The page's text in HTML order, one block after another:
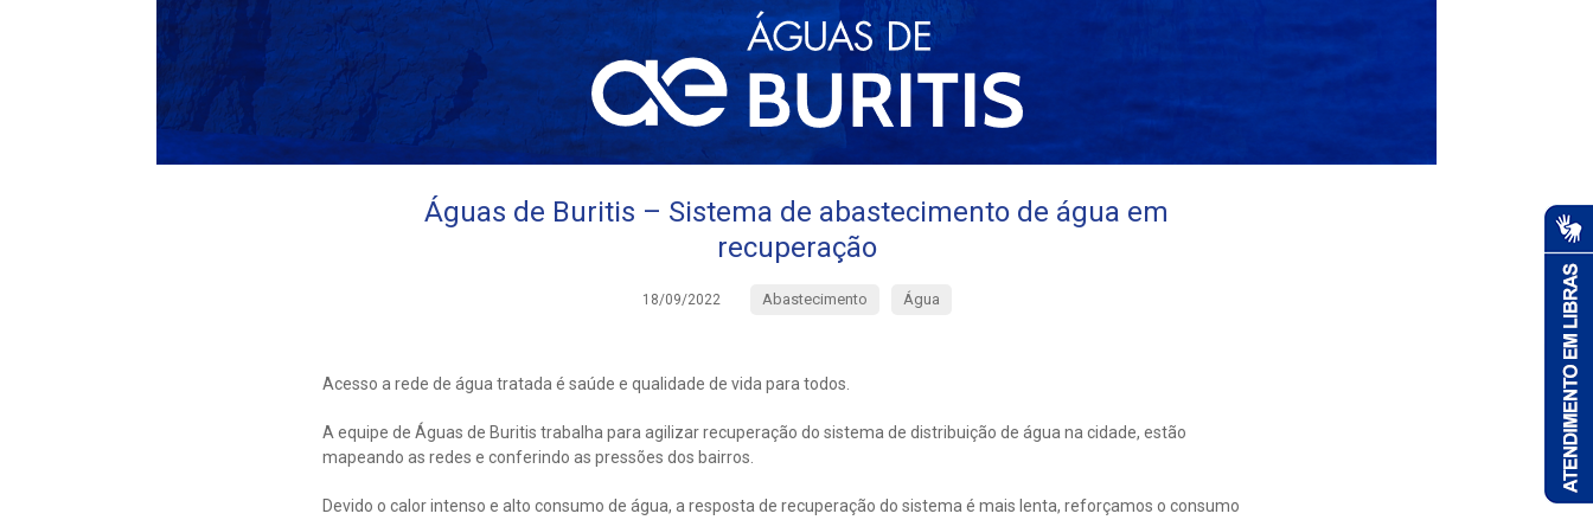
Águas de Buritis – Sistema de abastecimento de água em
recuperação
18/09/2022 Abastecimento Água
Acesso a rede de água tratada é saúde e qualidade de vida para todos.
A equipe de Águas de Buritis trabalha para agilizar recuperação do sistema de distribuição de água na cidade, estão
mapeando as redes e conferindo as pressões dos bairros.
Devido o calor intenso e alto consumo de água, a resposta de recuperação do sistema é mais lenta, reforçamos o consumo